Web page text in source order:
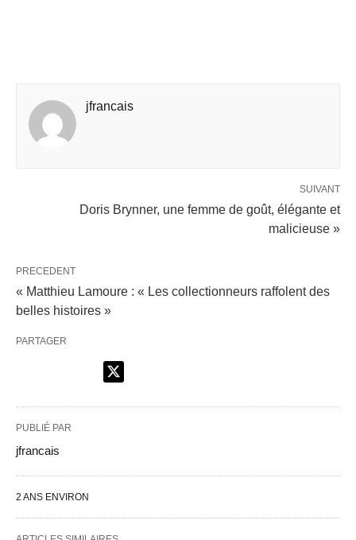
jfrancais
SUIVANT
Doris Brynner, une femme de goût, élégante et
malicieuse »
PRECEDENT
« Matthieu Lamoure : « Les collectionneurs raffolent des
belles histoires »
PARTAGER
PUBLIÉ PAR
jfrancais
2 ANS ENVIRON